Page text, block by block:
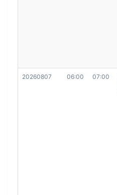
20260807 06:00 07:00